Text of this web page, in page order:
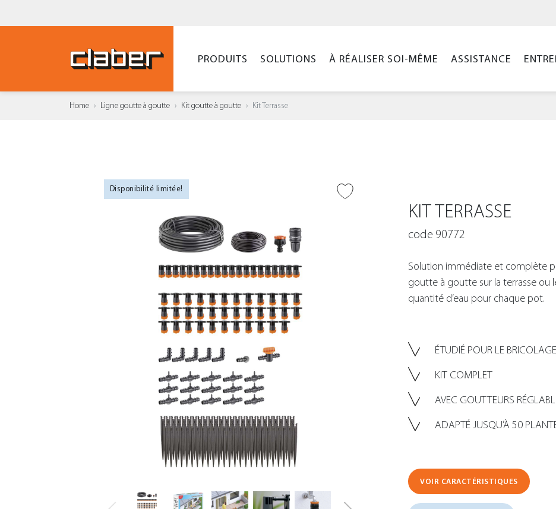
PRODUITS SOLUTIONS À RÉALISER SOI-MÊME ASSISTANCE
Home Ligne goutte à goutte Kit goutte à goutte Kit Terrasse
Disponibilité limitée!
KIT TERRASSE
code 90772
Solution immédiate et complète
goutte à goutte sur la terrasse ou
quantité d’eau pour chaque pot.
ÉTUDIÉ POUR LE BRICOLAGE
KIT COMPLET
AVEC GOUTTEURS
ADAPTÉ JUSQU’À 50
VOIR CARACTÉRISTIQUES